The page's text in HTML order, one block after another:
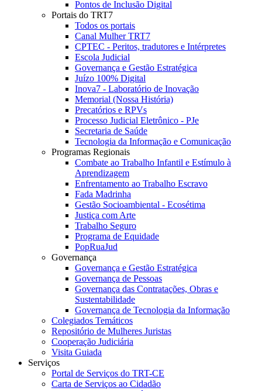
Pontos de Inclusão Digital
Portais do TRT7
Todos os portais
Canal Mulher TRT7
CPTEC - Peritos, tradutores e Intérpretes
Escola Judicial
Governança e Gestão Estratégica
Juízo 100% Digital
Inova7 - Laboratório de Inovação
Memorial (Nossa História)
Precatórios e RPVs
Processo Judicial Eletrônico - PJe
Secretaria de Saúde
Tecnologia da Informação e Comunicação
Programas Regionais
Combate ao Trabalho Infantil e Estímulo à
Aprendizagem
Enfrentamento ao Trabalho Escravo
Fada Madrinha
Gestão Socioambiental - Ecosétima
Justiça com Arte
Trabalho Seguro
Programa de Equidade
PopRuaJud
Governança
Governança e Gestão Estratégica
Governança de Pessoas
Governança das Contratações, Obras e
Sustentabilidade
Governança de Tecnologia da Informação
Colegiados Temáticos
Repositório de Mulheres Juristas
Cooperação Judiciária
Visita Guiada
Serviços
Portal de Serviços do TRT-CE
Carta de Serviços ao Cidadão